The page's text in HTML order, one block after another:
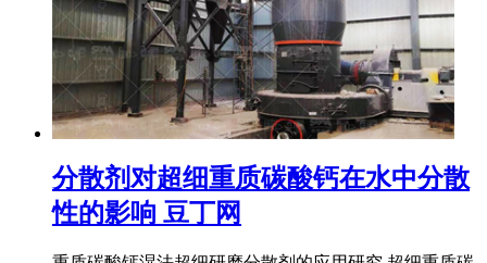
分散剂对超细重质碳酸钙在水中分散
性的影响 豆丁网